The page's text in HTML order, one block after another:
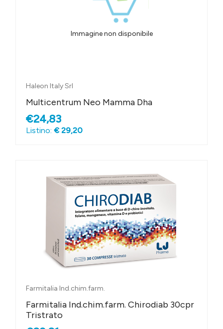
Immagine non disponibile
Haleon Italy Srl
Multicentrum Neo Mamma Dha
€24,83
Listino: € 29,20
Farmitalia Ind.chim.farm.
Farmitalia Ind.chim.farm. Chirodiab 30cpr
Tristrato